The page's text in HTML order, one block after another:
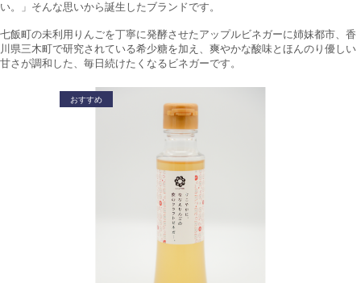
い。」そんな思いから誕生したブランドです。
七飯町の未利用りんごを丁寧に発酵させたアップルビネガーに姉妹都市、香
川県三木町で研究されている希少糖を加え、爽やかな酸味とほんのり優しい
甘さが調和した、毎日続けたくなるビネガーです。